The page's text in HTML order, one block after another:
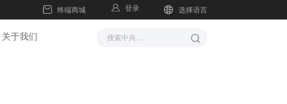
终端商城 登录 选择语言
关于我们